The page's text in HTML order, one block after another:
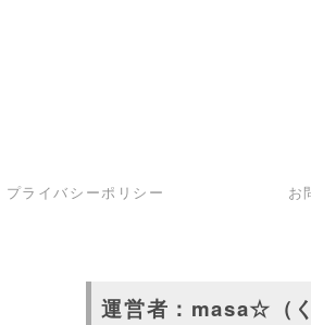
プライバシーポリシー お
運営者：masa☆（